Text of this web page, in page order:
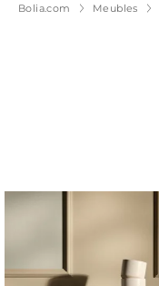
Bolia.com Meubles